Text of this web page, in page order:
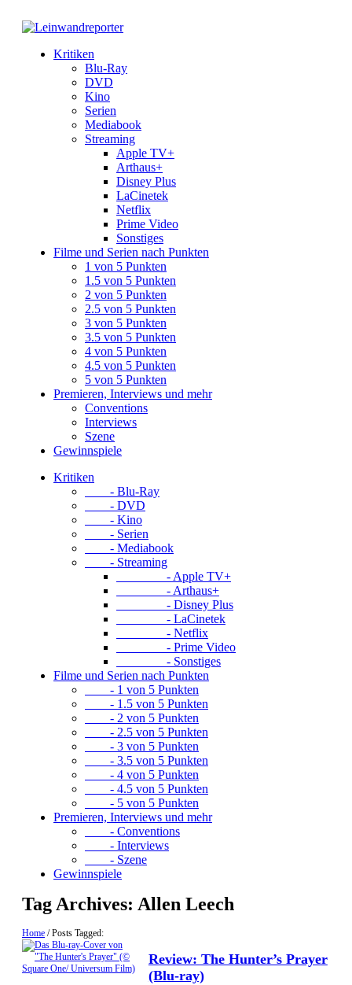
Kritiken
Blu-Ray
DVD
Kino
Serien
Mediabook
Streaming
Apple TV+
Arthaus+
Disney Plus
LaCinetek
Netflix
Prime Video
Sonstiges
Filme und Serien nach Punkten
1 von 5 Punkten
1.5 von 5 Punkten
2 von 5 Punkten
2.5 von 5 Punkten
3 von 5 Punkten
3.5 von 5 Punkten
4 von 5 Punkten
4.5 von 5 Punkten
5 von 5 Punkten
Premieren, Interviews und mehr
Conventions
Interviews
Szene
Gewinnspiele
Kritiken
- Blu-Ray
- DVD
- Kino
- Serien
- Mediabook
- Streaming
- Apple TV+
- Arthaus+
- Disney Plus
- LaCinetek
- Netflix
- Prime Video
- Sonstiges
Filme und Serien nach Punkten
- 1 von 5 Punkten
- 1.5 von 5 Punkten
- 2 von 5 Punkten
- 2.5 von 5 Punkten
- 3 von 5 Punkten
- 3.5 von 5 Punkten
- 4 von 5 Punkten
- 4.5 von 5 Punkten
- 5 von 5 Punkten
Premieren, Interviews und mehr
- Conventions
- Interviews
- Szene
Gewinnspiele
Tag Archives: Allen Leech
Home /Posts Tagged:
Review: The Hunter’s Prayer
(Blu-ray)